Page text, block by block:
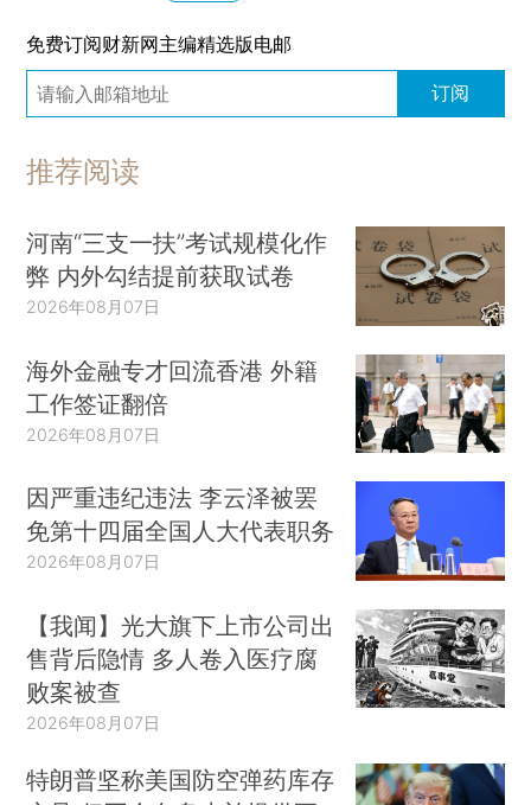
免费订阅财新网主编精选版电邮
订阅
推荐阅读
河南“三支一扶”考试规模化作
弊 内外勾结提前获取试卷
2026年08月07日
海外金融专才回流香港 外籍
工作签证翻倍
2026年08月07日
因严重违纪违法 李云泽被罢
免第十四届全国人大代表职务
2026年08月07日
【我闻】光大旗下上市公司出
售背后隐情 多人卷入医疗腐
败案被查
2026年08月07日
特朗普坚称美国防空弹药库存